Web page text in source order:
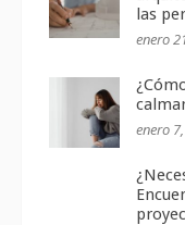
las
enero
enero